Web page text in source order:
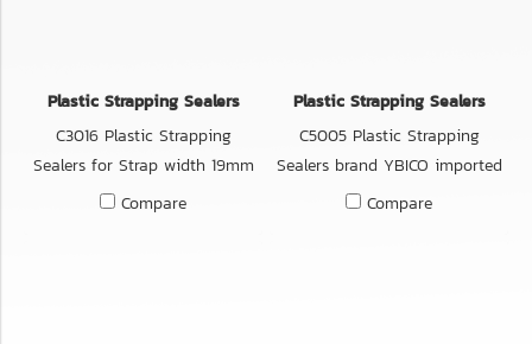
Plastic Strapping Sealers
C3016 Plastic Strapping
Sealers for Strap width 19mm
brand YBICO imported from
Compare
Plastic Strapping Sealers
C5005 Plastic Strapping
Sealers brand YBICO imported
from Taiwan. C5005 YBICO คีม
Compare